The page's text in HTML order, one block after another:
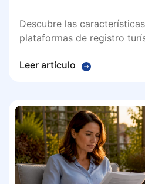
Descubre las
plataformas de registro
Leer artículo